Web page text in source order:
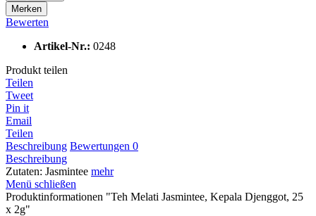
Merken
Bewerten
Artikel-Nr.: 0248
Produkt teilen
Teilen
Tweet
Pin it
Email
Teilen
Beschreibung Bewertungen 0
Beschreibung
Zutaten: Jasmintee mehr
Menü schließen
Produktinformationen "Teh Melati Jasmintee, Kepala Djenggot, 25
x 2g"